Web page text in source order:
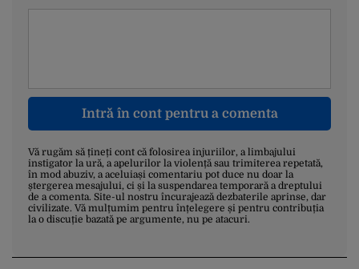
Intră în cont pentru a comenta
Vă rugăm să țineți cont că folosirea injuriilor, a limbajului
instigator la ură, a apelurilor la violență sau trimiterea repetată,
în mod abuziv, a aceluiași comentariu pot duce nu doar la
ștergerea mesajului, ci și la suspendarea temporară a dreptului
de a comenta. Site-ul nostru încurajează dezbaterile aprinse, dar
civilizate. Vă mulțumim pentru înțelegere și pentru contribuția
la o discuție bazată pe argumente, nu pe atacuri.